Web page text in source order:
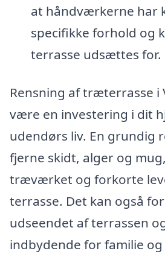
at håndværkerne har
specifikke forhold og
terrasse udsættes for.
Rensning af træterrasse i
være en investering i dit
udendørs liv. En grundig
fjerne skidt, alger og
træværket og forkorte
terrasse. Det kan også
udseendet af terrassen
indbydende for familie